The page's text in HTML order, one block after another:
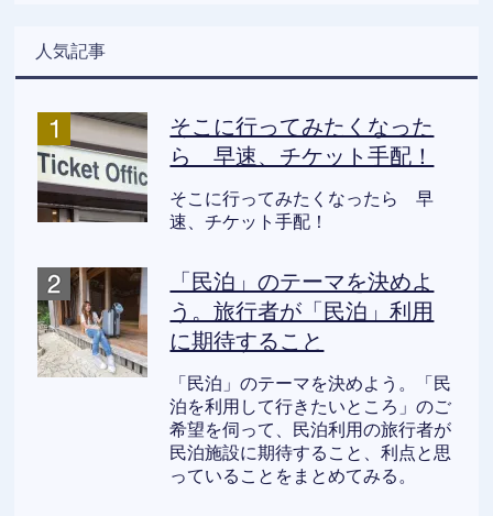
ー
人気記事
そこに行ってみたくなった
ら 早速、チケット手配！
そこに行ってみたくなったら 早
速、チケット手配！
「民泊」のテーマを決めよ
う。旅行者が「民泊」利用
に期待すること
「民泊」のテーマを決めよう。「民
泊を利用して行きたいところ」のご
希望を伺って、民泊利用の旅行者が
民泊施設に期待すること、利点と思
っていることをまとめてみる。